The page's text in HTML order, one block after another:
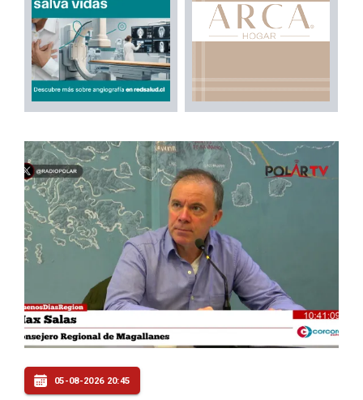
05-08-2026 20:45